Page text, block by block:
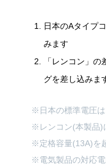
日本のAタイプ
みます
「レンコン」
グを差し込みま
※日本の標準電圧は
※レンコン(本製品)
※定格容量(13A)を
※電気製品の対応